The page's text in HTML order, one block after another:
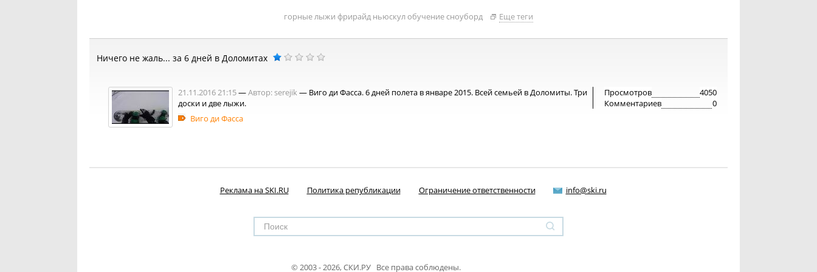
горные лыжи фрирайд ньюскулобучениесноуборд Еще теги
Ничего не жаль... за 6 дней в Доломитах
Просмотров
4050
Комментариев
0
21.11.2016 21:15—Автор:serejik— Виго ди Фасса. 6 дней полета в январе 2015. Всей семьей в Доломиты. Три
доски и две лыжи.
Виго ди Фасса
Реклама на SKI.RU Политика републикации Ограничение ответственности info@ski.ru
© 2003 - 2026, СКИ.РУ Все права соблюдены.